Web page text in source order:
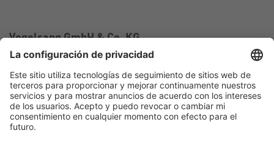
Vogelsang GmbH & Co. KG
Holthoege 10-14
49632 Essen (Oldenburg)
Alemania
Contacto